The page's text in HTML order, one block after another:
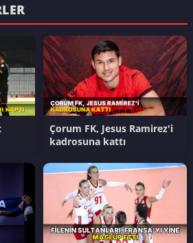
Çorum FK, Jesus Ramirez'i
kadrosuna kattı